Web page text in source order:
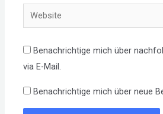
Adresse*
Website
Benachrichtige mich über
via E-Mail.
Benachrichtige mich über neue